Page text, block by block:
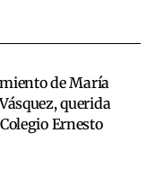
de María
querida
Ernesto